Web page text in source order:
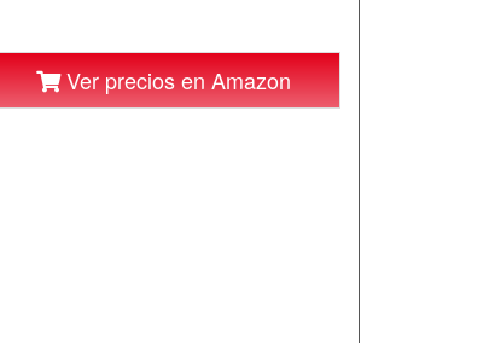
Ver precios en Amazon